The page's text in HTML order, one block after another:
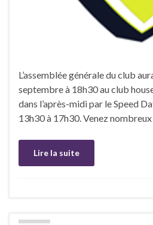
L’assemblée générale du club
septembre à 18h30 au club
dans l’après-midi par le Speed
13h30 à 17h30. Venez nombreux
Lire la suite